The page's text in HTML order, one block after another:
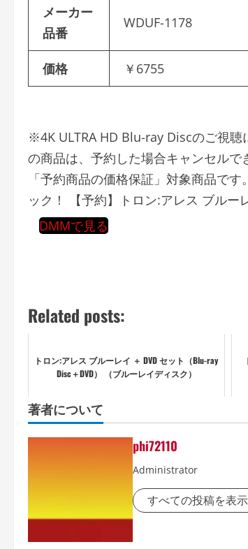
メーカー
品番
WDUF-1178
価格 ￥6755
※4K ULTRA HD Blu-ray Discのご視
の商品は、予約した場合キャンセルで
「予約商品の価格保証」対象商品で
ック！ 【予約】トロン:アレス ブルー
DMMで見る
Related posts:
トロン:アレス ブルーレイ ＋ DVD セット（Blu-ray
Disc＋DVD） （ブルーレイディスク）
著者について
phi72110
Administrator
すべての投稿を表